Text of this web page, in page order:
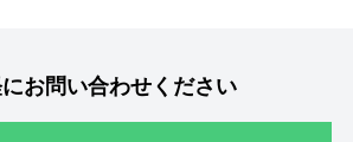
お問い合わせください